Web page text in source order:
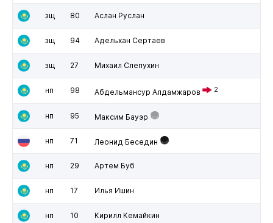
зщ 80 Аслан Руслан
зщ 94 Адельхан Сертаев
зщ 27 Михаил Слепухин
нп 98 Абдельмансур Алдамжаров 2
нп 95 Максим Бауэр
нп 71 Леонид Беседин
нп 29 Артем Буб
нп 17 Илья Ишин
нп 10 Кирилл Кемайкин